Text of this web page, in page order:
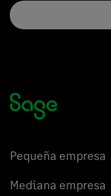
Pequeña empresa
Mediana empresa